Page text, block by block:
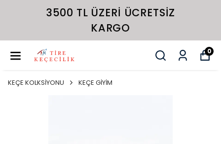
3500 TL ÜZERI ÜCRETSIZ
KARGO
0
KEÇE KOLKSİYONU KEÇE GİYİM